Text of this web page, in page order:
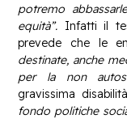
potremo
equità”. Infatti il
prevede che le
destinate, anche
per la non
gravissima
fondo politiche